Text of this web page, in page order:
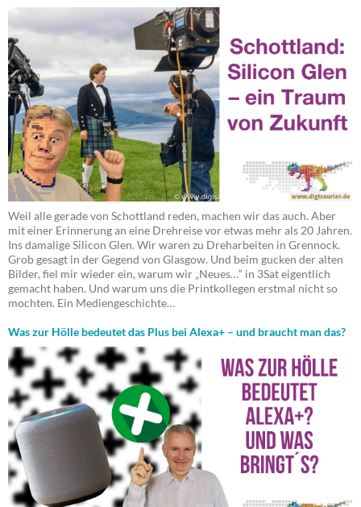
Weil alle gerade von Schottland reden, machen wir das auch. Aber
mit einer Erinnerung an eine Drehreise vor etwas mehr als 20 Jahren.
Ins damalige Silicon Glen. Wir waren zu Dreharbeiten in Grennock.
Grob gesagt in der Gegend von Glasgow. Und beim gucken der alten
Bilder, fiel mir wieder ein, warum wir „Neues…“ in 3Sat eigentlich
gemacht haben. Und warum uns die Printkollegen erstmal nicht so
mochten. Ein Mediengeschichte…
Was zur Hölle bedeutet das Plus bei Alexa+ – und braucht man das?